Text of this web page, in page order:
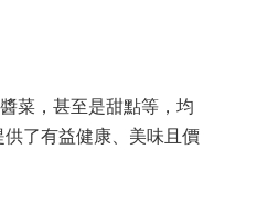
菜，甚至是甜點等，均
了有益健康、美味且價